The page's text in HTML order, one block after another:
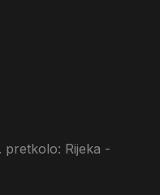
pretkolo: Rijeka -